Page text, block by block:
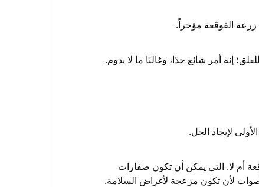
القوقعة مؤخراً.
إنه أمر شائع جدًا، وغالبًا ما لا يدوم.
لإيجاد الحل.
أم لا. التي يمكن أن تكون صفارات
لأن تكون مزعجة لأغراض السلامة.